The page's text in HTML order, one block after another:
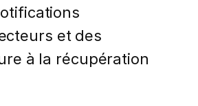
et des
à la récupération